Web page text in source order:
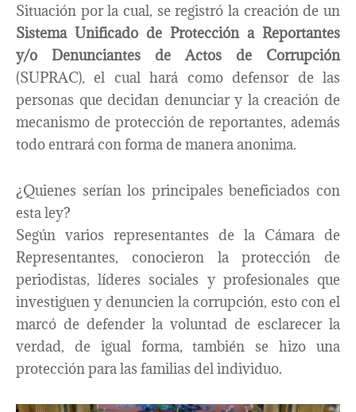
Situación por la cual, se registró la creación de un
Sistema Unificado de Protección a Reportantes
y/o Denunciantes de Actos de Corrupción
(SUPRAC), el cual hará como defensor de las
personas que decidan denunciar y la creación de
mecanismo de protección de reportantes, además
todo entrará con forma de manera anonima.
¿Quienes serían los principales beneficiados con
esta ley?
Según varios representantes de la Cámara de
Representantes, conocieron la protección de
periodistas, líderes sociales y profesionales que
investiguen y denuncien la corrupción, esto con el
marcó de defender la voluntad de esclarecer la
verdad, de igual forma, también se hizo una
protección para las familias del individuo.